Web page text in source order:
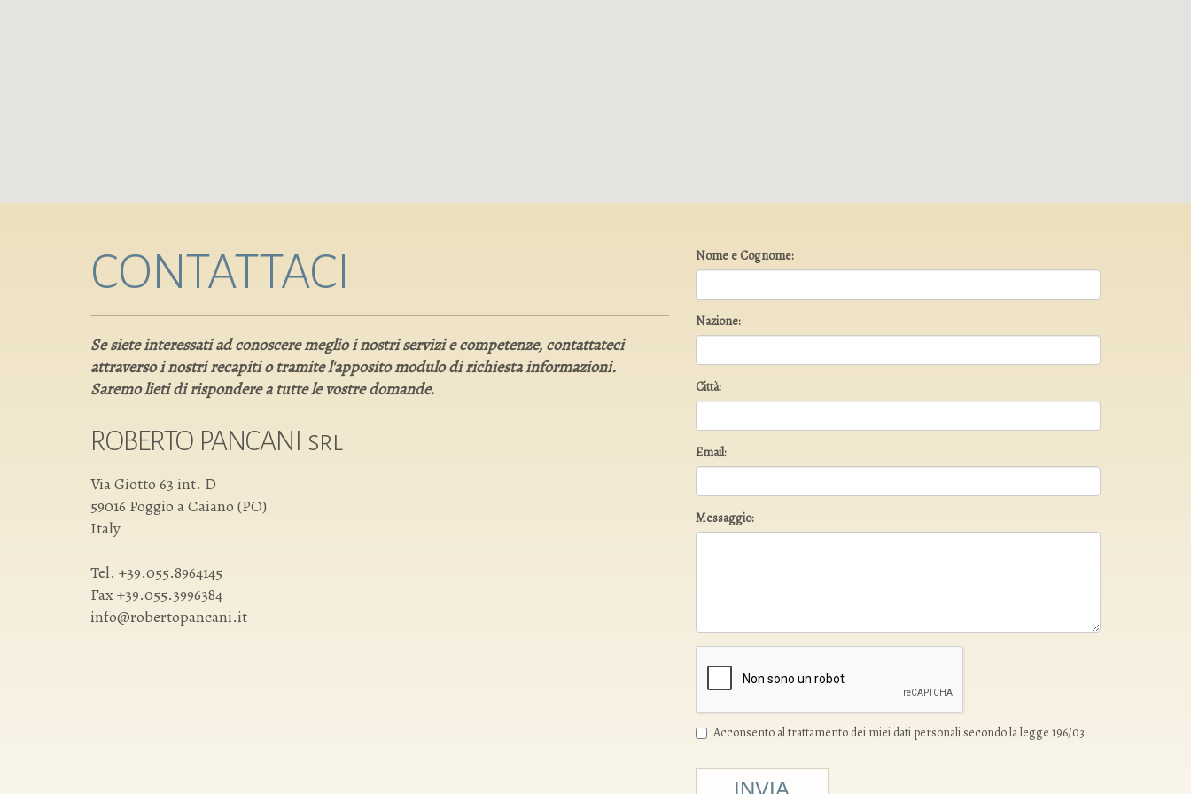
CONTATTACI
Se siete interessati ad conoscere meglio i nostri servizi e competenze, contattateci
attraverso i nostri recapiti o tramite l'apposito modulo di richiesta informazioni.
Saremo lieti di rispondere a tutte le vostre domande.
ROBERTO PANCANI srl
Via Giotto 63 int. D
59016 Poggio a Caiano (PO)
Italy
Tel. +39.055.8964145
Fax +39.055.3996384
info@robertopancani.it
Nome e Cognome:
Nazione:
Città:
Email:
Messaggio:
Acconsento al trattamento dei miei dati personali secondo la legge 196/03.
INVIA